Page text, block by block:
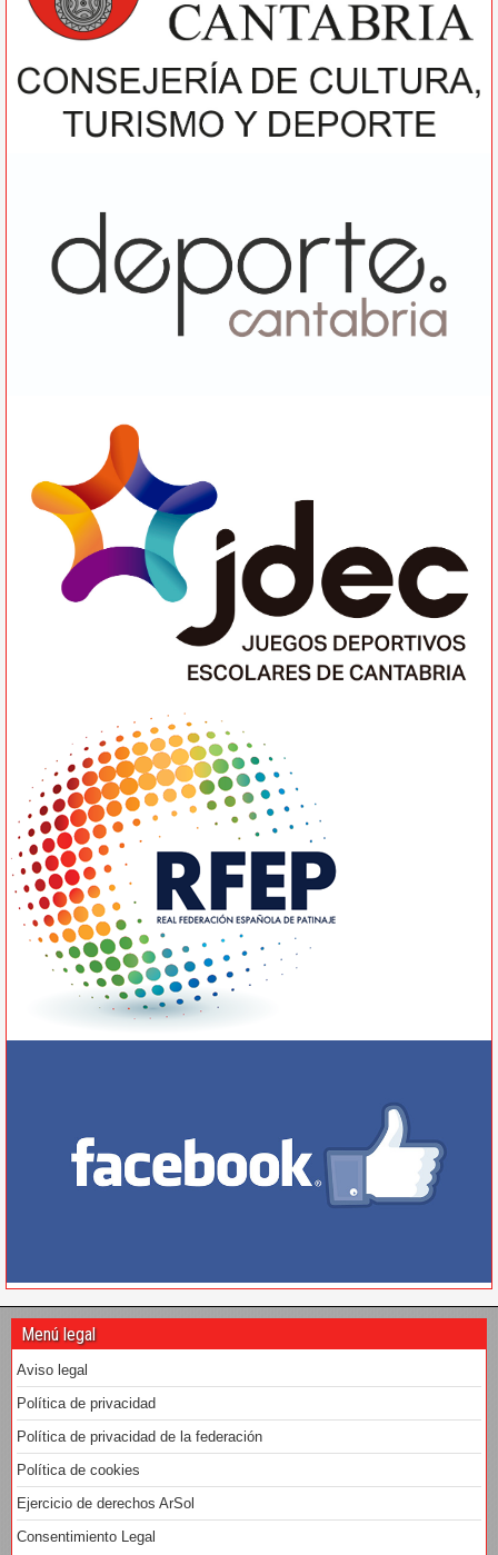
Menú legal
Aviso legal
Política de privacidad
Política de privacidad de la federación
Política de cookies
Ejercicio de derechos ArSol
Consentimiento Legal